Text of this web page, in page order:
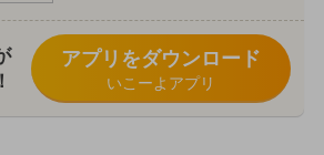
アプリをダウンロード
いこーよアプリ